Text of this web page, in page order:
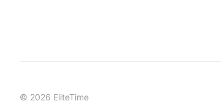
© 2026 EliteTime